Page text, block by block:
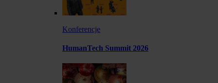
Konferencje
HumanTech Summit 2026